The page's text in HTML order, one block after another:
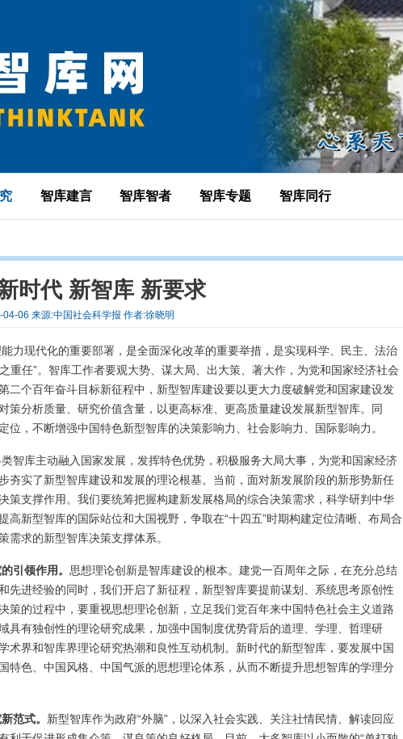
智库建言 智库智者 智库专题 智库同行
时代 新智库 新要求
04-06 来源:中国社会科学报 作者:徐晓明
力现代化的重要部署，是全面深化改革的重要举措，是实现科学、民主、法治
重任”。智库工作者要观大势、谋大局、出大策、著大作，为党和国家经济社会
二个百年奋斗目标新征程中，新型智库建设要以更大力度破解党和国家建设发
策分析质量、研究价值含量，以更高标准、更高质量建设发展新型智库。同
，不断增强中国特色新型智库的决策影响力、社会影响力、国际影响力。
智库主动融入国家发展，发挥特色优势，积极服务大局大事，为党和国家经济
夯实了新型智库建设和发展的理论根基。当前，面对新发展阶段的新形势新任
策支撑作用。我们要统筹把握构建新发展格局的综合决策需求，科学研判中华
新型智库的国际站位和大国视野，争取在“十四五”时期构建定位清晰、布局合
求的新型智库决策支撑体系。
引领作用。 思想理论创新是智库建设的根本。建党一百周年之际，在充分总结
先进经验的同时，我们开启了新征程，新型智库要提前谋划、系统思考原创性
策的过程中，要重视思想理论创新，立足我们党百年来中国特色社会主义道路
具有独创性的理论研究成果，加强中国制度优势背后的道理、学理、哲理研
术界和智库界理论研究热潮和良性互动机制。新时代的新型智库，要发展中国
特色、中国风格、中国气派的思想理论体系，从而不断提升思想智库的学理分
范式。 新型智库作为政府“外脑”，以深入社会实践、关注社情民情、解读回应